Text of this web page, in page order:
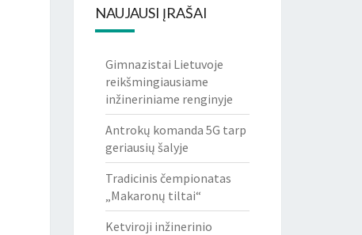
NAUJAUSI ĮRAŠAI
Gimnazistai Lietuvoje
reikšmingiausiame
inžineriniame renginyje
Antrokų komanda 5G tarp
geriausių šalyje
Tradicinis čempionatas
„Makaronų tiltai“
Ketviroji inžinerinio